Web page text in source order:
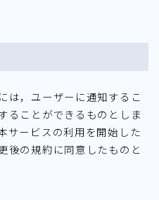
は，ユーザーに通知するこ
ることができるものとしま
サービスの利用を開始した
後の規約に同意したものと